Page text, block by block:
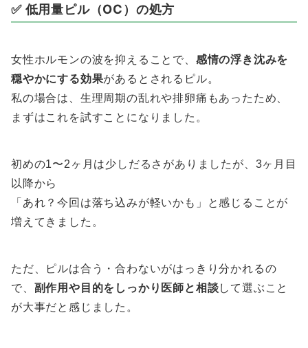
✅ 低用量ピル（OC）の処方
女性ホルモンの波を抑えることで、 感情の浮き沈みを
穏やかにする効果があるとされるピル。
私の場合は、生理周期の乱れや排卵痛もあったため、
まずはこれを試すことになりました。
初めの1〜2ヶ月は少しだるさがありましたが、3ヶ月目
以降から
「あれ？今回は落ち込みが軽いかも」と感じることが
増えてきました。
ただ、ピルは合う・合わないがはっきり分かれるの
で、 副作用や目的をしっかり医師と相談して選ぶこと
が大事だと感じました。